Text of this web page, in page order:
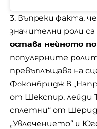
3. Въпреки факта,
значителни роли
остава нейното
популярните
превъплъщава на
Фоконбридж в
от Шекспир, лейди
сплетни“ от
„Увлечението“ и